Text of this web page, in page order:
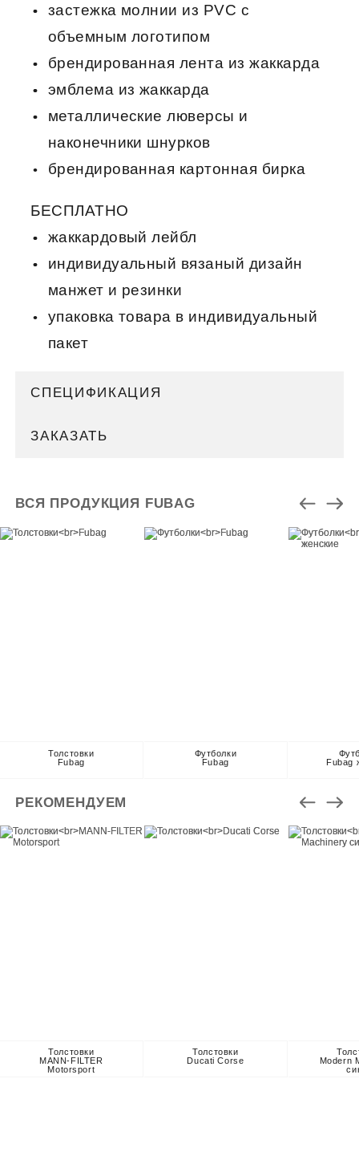
застежка молнии из PVC c
объемным логотипом
брендированная лента из жаккарда
эмблема из жаккарда
металлические люверсы и
наконечники шнурков
брендированная картонная бирка
БЕСПЛАТНО
жаккардовый лейбл
индивидуальный вязаный дизайн
манжет и резинки
упаковка товара в индивидуальный
пакет
СПЕЦИФИКАЦИЯ
ЗАКАЗАТЬ
ВСЯ ПРОДУКЦИЯ FUBAG
Толстовки
Fubag
Футболки
Fubag
Fubag
РЕКОМЕНДУЕМ
Толстовки
MANN-FILTER
Motorsport
Толстовки
Ducati Corse
Modern